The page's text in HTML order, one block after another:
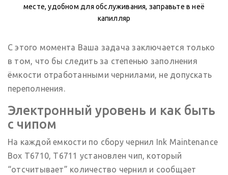
месте, удобном для обслуживания, заправьте в неё
капилляр
С этого момента Ваша задача заключается только
в том, что бы следить за степенью заполнения
ёмкости отработанными чернилами, не допускать
переполнения.
Электронный уровень и как быть
с чипом
На каждой емкости по сбору чернил Ink Maintenance
Box T6710, T6711 установлен чип, который
“отсчитывает” количество чернил и сообщает